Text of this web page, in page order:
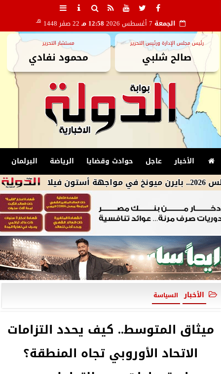
الجمعة 12:58 مـ 22 صفر 1448 هـ
رئيس مجلس الإدارة ورئيس التحرير
صالح شلبي
مستشار التحرير
محمود نفادي
الأخبار عاجل حوادث وقضايا الرياضة البرلمان
محافظ
الأخبار السياسة
ميثاق المتوسط.. كيف يحدد التزامات
الاتحاد الأوروبي تجاه المنطقة؟